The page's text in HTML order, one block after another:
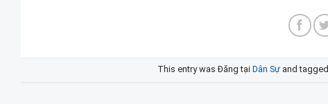
This entry was Đăng tại Dân Sựand tagged